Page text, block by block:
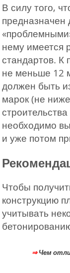
В силу того,
предназначен
нему имеется
стандартов. К
не меньше 12
должен быть
марок (не
необходимо
и уже потом
Чтобы
конструкцию
учитывать
⇒Чем